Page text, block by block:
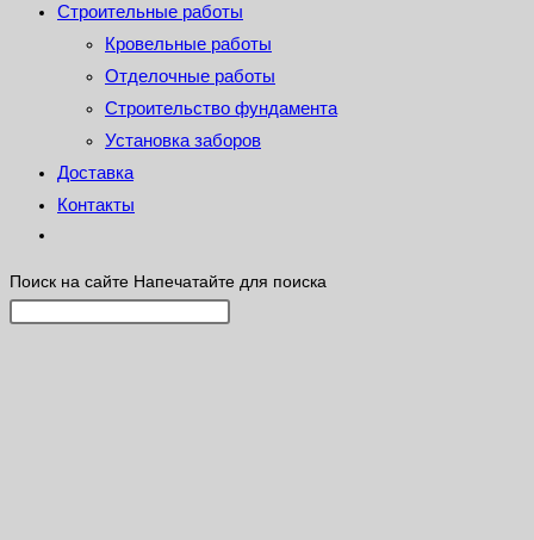
Строительные работы
Кровельные работы
Отделочные работы
Строительство фундамента
Установка заборов
Доставка
Контакты
Поиск на сайте Напечатайте для поиска